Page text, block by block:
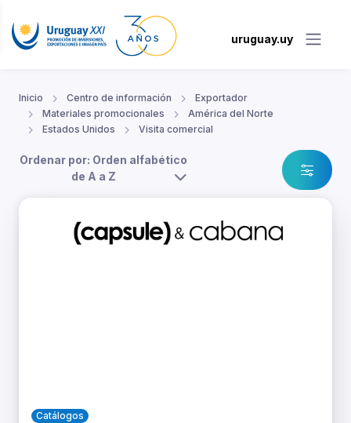
uruguay.uy
Inicio Centro de información
Exportador
Materiales promocionales
América del Norte
Estados Unidos
Visita comercial
Ordenar por: Orden alfabético
de A a Z
Catálogos